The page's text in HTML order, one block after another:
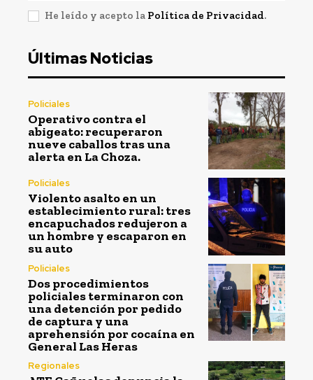
He leído y acepto la Política de Privacidad.
Últimas Noticias
Policiales
Operativo contra el
abigeato: recuperaron
nueve caballos tras una
alerta en La Choza.
Policiales
Violento asalto en un
establecimiento rural: tres
encapuchados redujeron a
un hombre y escaparon en
su auto
Policiales
Dos procedimientos
policiales terminaron con
una detención por pedido
de captura y una
aprehensión por cocaína en
General Las Heras
Regionales